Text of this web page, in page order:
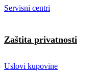
Servisni centri
Zaštita privatnosti
Uslovi kupovine